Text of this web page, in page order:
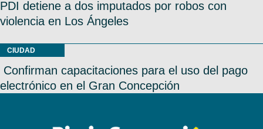
PDI detiene a dos imputados por robos con
violencia en Los Ángeles
CIUDAD
Confirman capacitaciones para el uso del pago
electrónico en el Gran Concepción